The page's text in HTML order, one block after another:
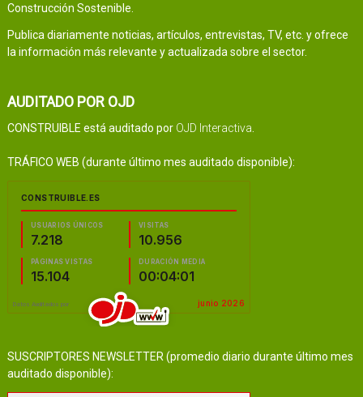
Construcción Sostenible.
Publica diariamente noticias, artículos, entrevistas, TV, etc. y ofrece
la información más relevante y actualizada sobre el sector.
AUDITADO POR OJD
CONSTRUIBLE está auditado por OJD Interactiva
TRÁFICO WEB (durante último mes auditado disponible):
SUSCRIPTORES NEWSLETTER (promedio diario durante último mes
auditado disponible):